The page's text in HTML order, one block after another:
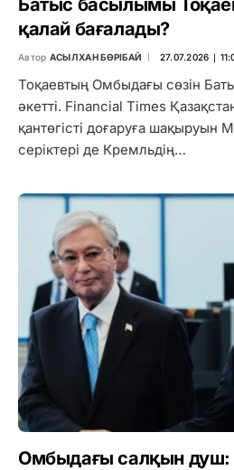
Батыс басылымы
қалай бағалады?
Автор АСЫЛХАН БӨРІБАЙ 27.07.2026 ∣
Тоқаевтың Омбыдағы сөзін
әкетті. Financial Times
қантөгісті доғаруға шақыруын
серіктері де Кремльдің…
Омбыдағы салқын душ: